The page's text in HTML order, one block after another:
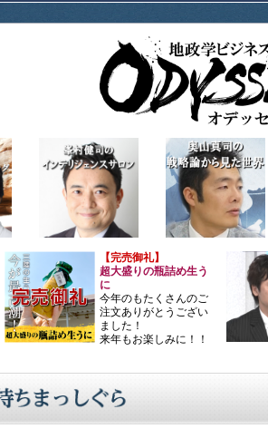
【完売御礼】
超大盛りの瓶詰め生う
に
今年のもたくさんのご
注文ありがとうござい
ました！
来年もお楽しみに！！